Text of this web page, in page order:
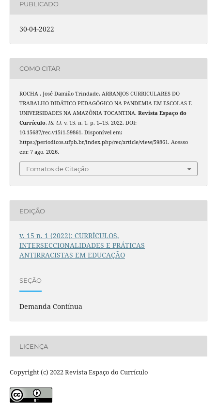
PUBLICADO
30-04-2022
COMO CITAR
ROCHA , José Damião Trindade. ARRANJOS CURRICULARES DO
TRABALHO DIDÁTICO PEDAGÓGICO NA PANDEMIA EM ESCOLAS E
UNIVERSIDADES NA AMAZÔNIA TOCANTINA. Revista Espaço do
Currículo, [S. l.], v. 15, n. 1, p. 1–15, 2022. DOI:
10.15687/rec.v15i1.59861. Disponível em:
https://periodicos.ufpb.br/index.php/rec/article/view/59861. Acesso
em: 7 ago. 2026.
Fomatos de Citação
EDIÇÃO
v. 15 n. 1 (2022): CURRÍCULOS,
INTERSECCIONALIDADES E PRÁTICAS
ANTIRRACISTAS EM EDUCAÇÃO
SEÇÃO
Demanda Contínua
LICENÇA
Copyright (c) 2022 Revista Espaço do Currículo